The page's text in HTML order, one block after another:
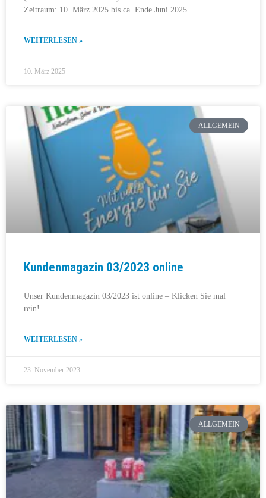
Zeitraum: 10. März 2025 bis ca. Ende Juni 2025
WEITERLESEN »
10. März 2025
ALLGEMEIN
Kundenmagazin 03/2023 online
Unser Kundenmagazin 03/2023 ist online – Klicken Sie mal
rein!
WEITERLESEN »
23. November 2023
ALLGEMEIN